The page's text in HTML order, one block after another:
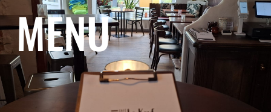
MENU